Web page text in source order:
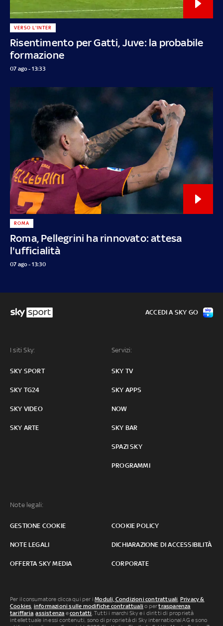
Risentimento per Gatti, Juve: la probabile
formazione
VERSO L'INTER
07 ago - 13:33
Roma, Pellegrini ha rinnovato: attesa
l'ufficialità
ROMA
07 ago - 13:30
I siti Sky:
SKY SPORT
SKY TG24
SKY VIDEO
SKY ARTE
Servizi:
SKY TV
SKY APPS
NOW
SKY BAR
SPAZI SKY
PROGRAMMI
Note legali:
GESTIONE COOKIE COOKIE POLICY
NOTE LEGALI DICHIARAZIONE DI ACCESSIBILITÀ
OFFERTA SKY MEDIA CORPORATE
ACCEDI A SKY GO
Per il consumatore clicca qui per iModuli, Condizioni contrattuali Privacy &
Cookies informazioni sulle modifiche contrattuali o pertrasparenza
tariffaria ,assistenza econtatti . Tutti i marchi Sky e i diritti di proprietà
intellettuale in essi contenuti, sono di proprietà di Sky international AG e sono